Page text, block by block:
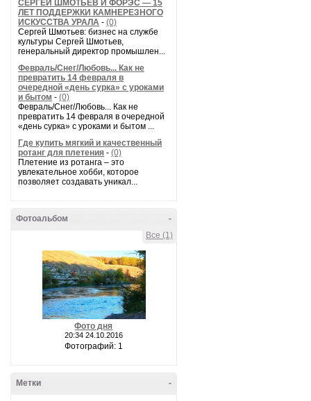
СЕРГЕЙ ШМОТЬЕВ И ФОРЭС — 15
ЛЕТ ПОДДЕРЖКИ КАМНЕРЕЗНОГО
ИСКУССТВА УРАЛА - (0)
Сергей Шмотьев: бизнес на службе
культуры Сергей Шмотьев,
генеральный директор промышлен...
Февраль/Снег/Любовь... Как не
превратить 14 февраля в
очередной «день сурка» с уроками
и бытом - (0)
Февраль/Снег/Любовь... Как не
превратить 14 февраля в очередной
«день сурка» с уроками и бытом ...
Где купить мягкий и качественный
ротанг для плетения - (0)
Плетение из ротанга – это
увлекательное хобби, которое
позволяет создавать уникал...
-
Фотоальбом
Все (1)
Фото дня
20:34 24.10.2016
Фотографий: 1
-
Метки